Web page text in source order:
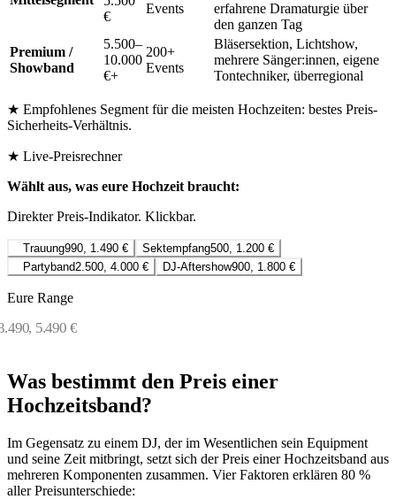
€
Events
erfahrene Dramaturgie über
den ganzen Tag
Premium /
Showband
5.500–
10.000
€+
200+
Events
Bläsersektion, Lichtshow,
mehrere Sänger:innen, eigene
Tontechniker, überregional
★ Empfohlenes Segment für die meisten Hochzeiten: bestes Preis-
Sicherheits-Verhältnis.
★ Live-Preisrechner
Wählt aus, was eure Hochzeit braucht:
Direkter Preis-Indikator. Klickbar.
Trauung990, 1.490 € Sektempfang500, 1.200 €
Partyband2.500, 4.000 € DJ-Aftershow900, 1.800 €
Eure Range
5.490 €
Was bestimmt den Preis einer
Hochzeitsband?
Im Gegensatz zu einem DJ, der im Wesentlichen sein Equipment
und seine Zeit mitbringt, setzt sich der Preis einer Hochzeitsband aus
mehreren Komponenten zusammen. Vier Faktoren erklären 80 %
aller Preisunterschiede: